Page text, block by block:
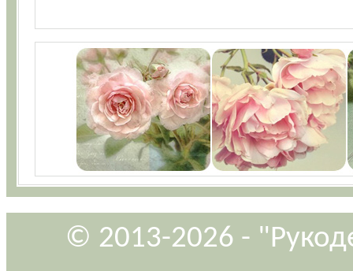
© 2013-2026 -